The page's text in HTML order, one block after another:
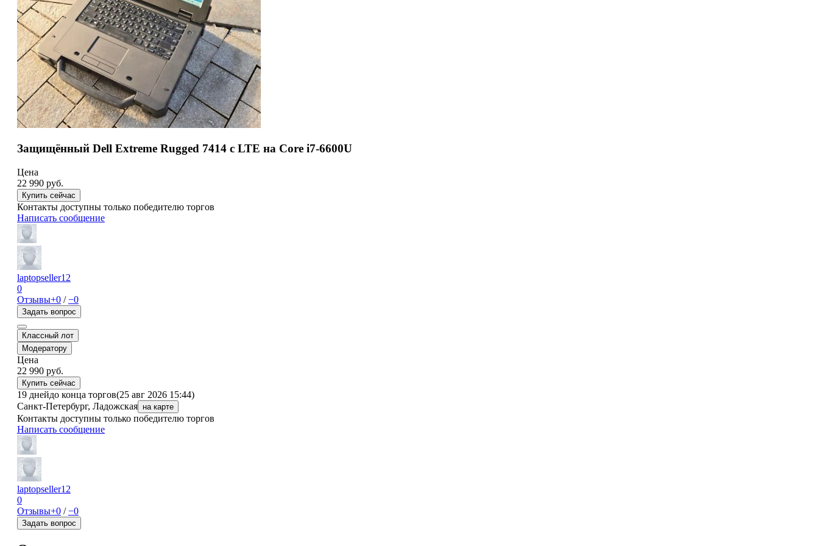
Защищённый Dell Extreme Rugged 7414 с LTE на Core i7-6600U
Цена
22 990 руб.
Купить сейчас
Контакты доступны только победителю торгов
Написать сообщение
laptopseller12
0
Отзывы+0/−0
Задать вопрос
Классный лот
Модератору
Цена
22 990 руб.
Купить сейчас
19 днейдо конца торгов(25 авг 2026 15:44)
Санкт-Петербург, Ладожская
на карте
Контакты доступны только победителю торгов
Написать сообщение
laptopseller12
0
Отзывы+0/−0
Задать вопрос